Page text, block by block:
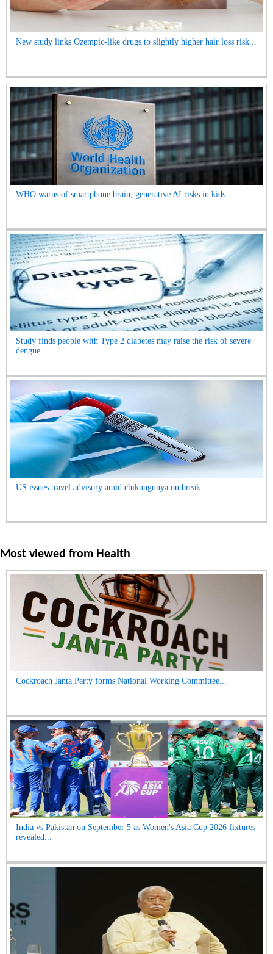
New study links Ozempic-like drugs to slightly higher hair loss risk...
WHO warns of smartphone brain, generative AI risks in kids...
Study finds people with Type 2 diabetes may raise the risk of severe
dengue...
US issues travel advisory amid chikungunya outbreak...
Most viewed from Health
Cockroach Janta Party forms National Working Committee...
India vs Pakistan on September 5 as Women's Asia Cup 2026 fixtures
revealed...